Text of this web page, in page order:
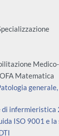
Matematica
di infermieristica
ISO 9001 e